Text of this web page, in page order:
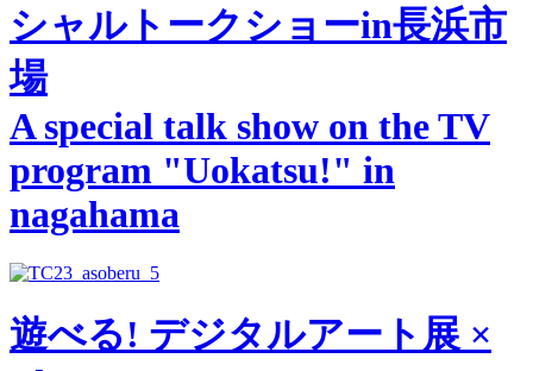
シャルトークショーin長浜市
場
A special talk show on the TV
program "Uokatsu!" in
nagahama
遊べる! デジタルアート展 ×